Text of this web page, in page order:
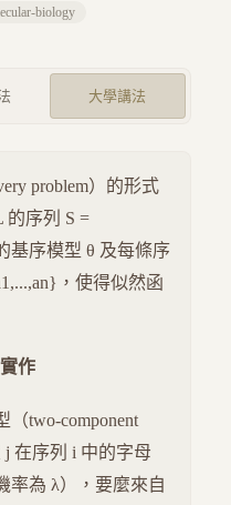
biology
大學講法
problem）的形式
的序列 S =
基序模型 θ 及每條序
，使得似然函
作
two-component
j 在序列 i 中的字母
率為 λ），要麼來自